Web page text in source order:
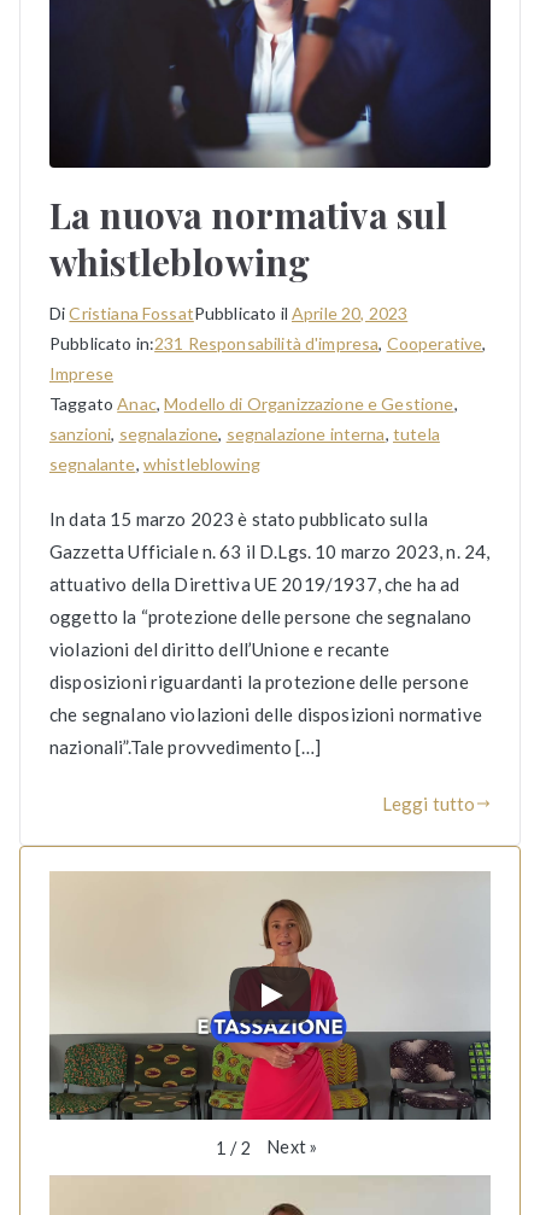
La nuova normativa sul
whistleblowing
DiCristiana FossatPubblicato il Aprile 20, 2023
Pubblicato in:231 Responsabilità d'impresa, Cooperative,
Imprese
TaggatoAnac,Modello di Organizzazione e Gestione,
sanzioni, segnalazione, segnalazione interna, tutela
segnalante, whistleblowing
In data 15 marzo 2023 è stato pubblicato sulla
Gazzetta Ufficiale n. 63 il D.Lgs. 10 marzo 2023, n. 24,
attuativo della Direttiva UE 2019/1937, che ha ad
oggetto la “protezione delle persone che segnalano
violazioni del diritto dell’Unione e recante
disposizioni riguardanti la protezione delle persone
che segnalano violazioni delle disposizioni normative
nazionali”.Tale provvedimento […]
Leggi tutto
1 / 2 Next»